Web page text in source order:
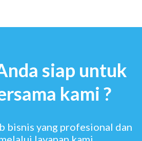
siap untuk
kami ?
bisnis yang profesional dan